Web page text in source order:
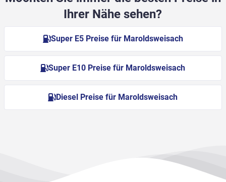
Ihrer Nähe sehen?
Super E5 Preise für Maroldsweisach
Super E10 Preise für Maroldsweisach
Diesel Preise für Maroldsweisach